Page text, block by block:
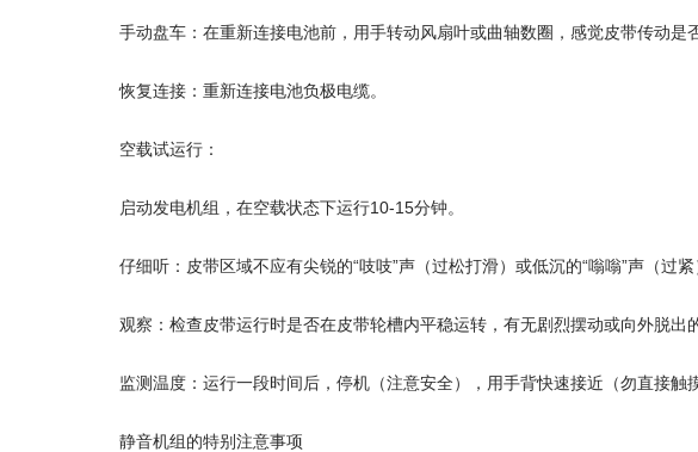
手动盘车：在重新连接电池前，用手转动风扇叶或曲轴数圈，感觉皮带传动是
恢复连接：重新连接电池负极电缆。
空载试运行：
启动发电机组，在空载状态下运行10-15分钟。
仔细听：皮带区域不应有尖锐的“吱吱”声（过松打滑）或低沉的“嗡嗡”声（过紧
观察：检查皮带运行时是否在皮带轮槽内平稳运转，有无剧烈摆动或向外脱出
监测温度：运行一段时间后，停机（注意安全），用手背快速接近（勿直接触
静音机组的特别注意事项